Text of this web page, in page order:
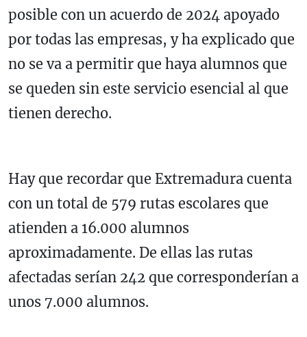
posible con un acuerdo de 2024 apoyado
por todas las empresas, y ha explicado que
no se va a permitir que haya alumnos que
se queden sin este servicio esencial al que
tienen derecho.
Hay que recordar que Extremadura cuenta
con un total de 579 rutas escolares que
atienden a 16.000 alumnos
aproximadamente. De ellas las rutas
afectadas serían 242 que corresponderían a
unos 7.000 alumnos.